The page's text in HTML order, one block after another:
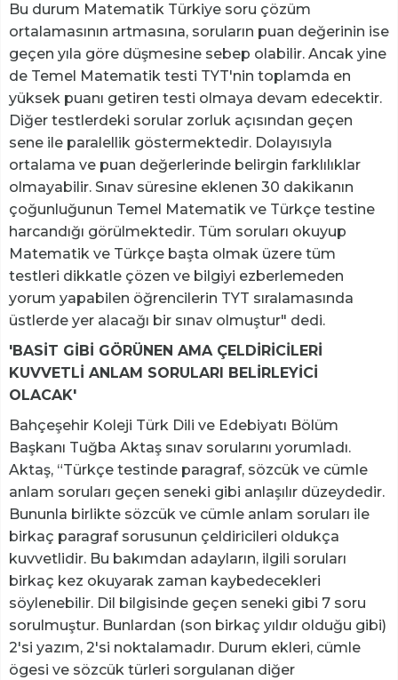
Bu durum Matematik Türkiye soru çözüm
ortalamasının artmasına, soruların puan değerinin ise
geçen yıla göre düşmesine sebep olabilir. Ancak yine
de Temel Matematik testi TYT'nin toplamda en
yüksek puanı getiren testi olmaya devam edecektir.
Diğer testlerdeki sorular zorluk açısından geçen
sene ile paralellik göstermektedir. Dolayısıyla
ortalama ve puan değerlerinde belirgin farklılıklar
olmayabilir. Sınav süresine eklenen 30 dakikanın
çoğunluğunun Temel Matematik ve Türkçe testine
harcandığı görülmektedir. Tüm soruları okuyup
Matematik ve Türkçe başta olmak üzere tüm
testleri dikkatle çözen ve bilgiyi ezberlemeden
yorum yapabilen öğrencilerin TYT sıralamasında
üstlerde yer alacağı bir sınav olmuştur" dedi.
'BASİT GİBİ GÖRÜNEN AMA ÇELDİRİCİLERİ
KUVVETLİ ANLAM SORULARI BELİRLEYİCİ
OLACAK'
Bahçeşehir Koleji Türk Dili ve Edebiyatı Bölüm
Başkanı Tuğba Aktaş sınav sorularını yorumladı.
Aktaş, “Türkçe testinde paragraf, sözcük ve cümle
anlam soruları geçen seneki gibi anlaşılır düzeydedir.
Bununla birlikte sözcük ve cümle anlam soruları ile
birkaç paragraf sorusunun çeldiricileri oldukça
kuvvetlidir. Bu bakımdan adayların, ilgili soruları
birkaç kez okuyarak zaman kaybedecekleri
söylenebilir. Dil bilgisinde geçen seneki gibi 7 soru
sorulmuştur. Bunlardan (son birkaç yıldır olduğu gibi)
2'si yazım, 2'si noktalamadır. Durum ekleri, cümle
ögesi ve sözcük türleri sorgulanan diğer